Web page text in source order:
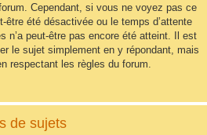
Cependant, si vous ne voyez pas ce
être été désactivée ou le temps d’attente
n’a peut-être pas encore été atteint. Il est
le sujet simplement en y répondant, mais
respectant les règles du forum.
de sujets